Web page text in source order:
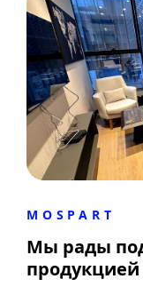
MOSPART
Мы рады
продукцией